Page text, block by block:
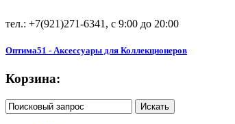
тел.: +7(921)271-6341, с 9:00 до 20:00
Оптима51 - Аксессуары для Коллекционеров
Корзина: